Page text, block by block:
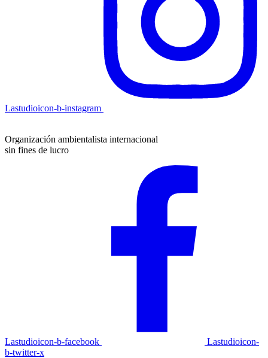
Lastudioicon-b-instagram
Organización ambientalista internacional
sin fines de lucro
Lastudioicon-b-facebook
Lastudioicon-
b-twitter-x